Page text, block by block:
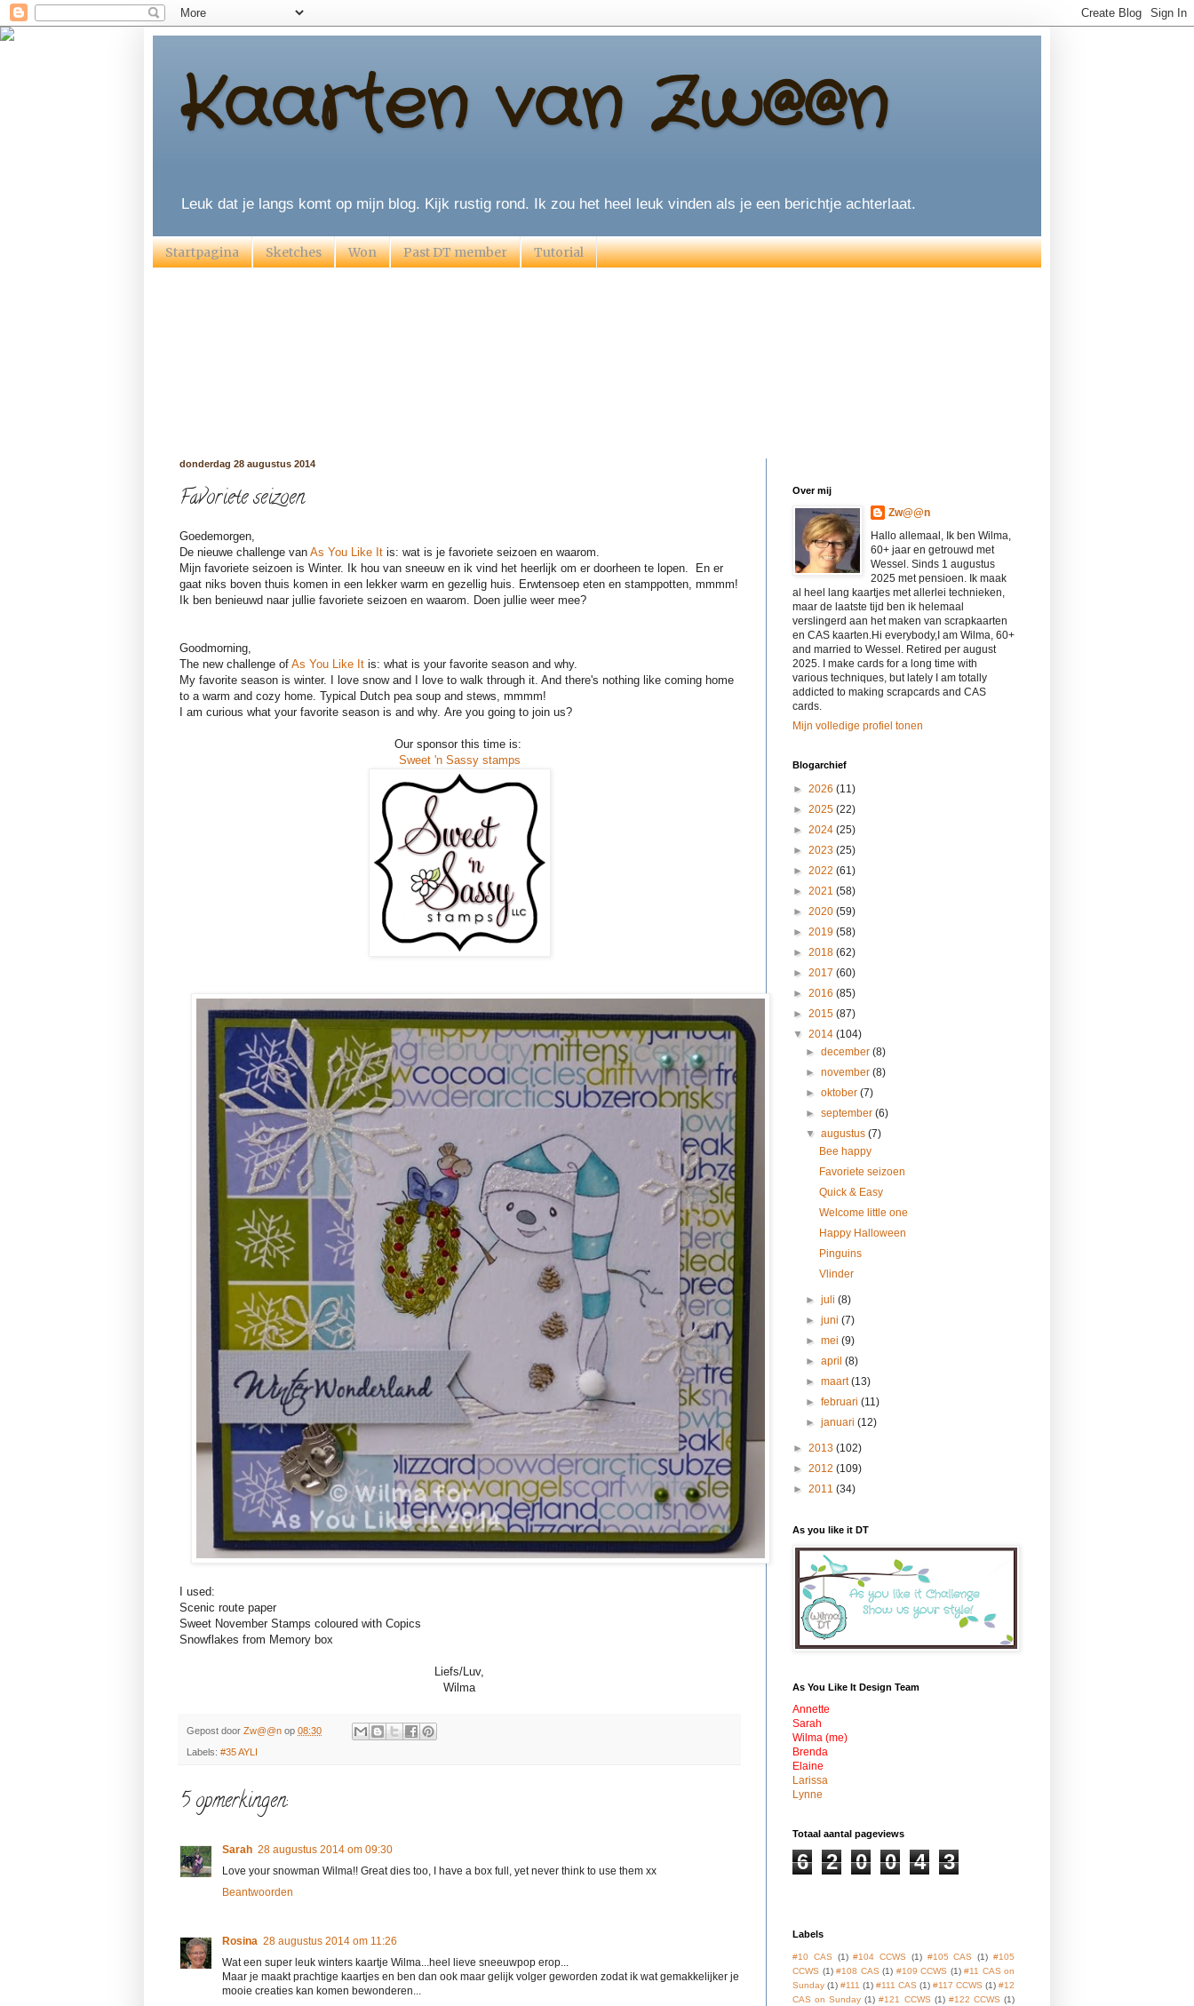
Kaarten van Zw@@n
Leuk dat je langs komt op mijn blog. Kijk rustig rond. Ik zou het heel leuk vinden als je een berichtje achterlaat.
Startpagina Sketches Won Past DT member Tutorial
donderdag 28 augustus 2014
Favoriete seizoen
Goedemorgen,
De nieuwe challenge van As You Like It is: wat is je favoriete seizoen en waarom.
Mijn favoriete seizoen is Winter. Ik hou van sneeuw en ik vind het heerlijk om er doorheen te lopen. En er
gaat niks boven thuis komen in een lekker warm en gezellig huis. Erwtensoep eten en stamppotten, mmmm!
Ik ben benieuwd naar jullie favoriete seizoen en waarom. Doen jullie weer mee?
Goodmorning,
The new challenge of As You Like It is: what is your favorite season and why.
My favorite season is winter. I love snow and I love to walk through it. And there's nothing like coming home
to a warm and cozy home. Typical Dutch pea soup and stews, mmmm!
I am curious what your favorite season is and why. Are you going to join us?
Our sponsor this time is:
Sweet 'n Sassy stamps
I used:
Scenic route paper
Sweet November Stamps coloured with Copics
Snowflakes from Memory box
Liefs/Luv,
Wilma
Gepost door Zw@@n op 08:30
Labels: #35 AYLI
5 opmerkingen:
Sarah 28 augustus 2014 om 09:30
Love your snowman Wilma!! Great dies too, I have a box full, yet never think to use them xx
Beantwoorden
Rosina 28 augustus 2014 om 11:26
Wat een super leuk winters kaartje Wilma...heel lieve sneeuwpop erop...
Maar je maakt prachtige kaartjes en ben dan ook maar gelijk volger geworden zodat ik wat gemakkelijker je
mooie creaties kan komen bewonderen...
Over mij
Zw@@n
Hallo allemaal, Ik ben Wilma,
60+ jaar en getrouwd met
Wessel. Sinds 1 augustus
2025 met pensioen. Ik maak
al heel lang kaartjes met allerlei technieken,
maar de laatste tijd ben ik helemaal
verslingerd aan het maken van scrapkaarten
en CAS kaarten.Hi everybody,I am Wilma, 60+
and married to Wessel. Retired per august
2025. I make cards for a long time with
various techniques, but lately I am totally
addicted to making scrapcards and CAS
cards.
Mijn volledige profiel tonen
Blogarchief
► 2026 (11)
► 2025 (22)
► 2024 (25)
► 2023 (25)
► 2022 (61)
► 2021 (58)
► 2020 (59)
► 2019 (58)
► 2018 (62)
► 2017 (60)
► 2016 (85)
► 2015 (87)
▼ 2014 (104)
►december(8)
►november(8)
►oktober(7)
►september(6)
▼augustus(7)
Bee happy
Favoriete seizoen
Quick & Easy
Welcome little one
Happy Halloween
Pinguins
Vlinder
►juli(8)
►juni(7)
►mei(9)
►april(8)
►maart(13)
►februari(11)
►januari(12)
► 2013 (102)
► 2012 (109)
► 2011 (34)
As you like it DT
As You Like It Design Team
Annette
Sarah
Wilma (me)
Brenda
Elaine
Larissa
Lynne
Totaal aantal pageviews
6 2 0 0 4 3
Labels
#10 CAS (1) #104 CCWS (1) #105 CAS (1) #105
CCWS (1) #108 CAS (1) #109 CCWS (1) #11 CAS on
Sunday (1) #111 (1) #111 CAS (1) #117 CCWS (1) #12
CAS on Sunday (1) #121 CCWS (1) #122 CCWS (1)